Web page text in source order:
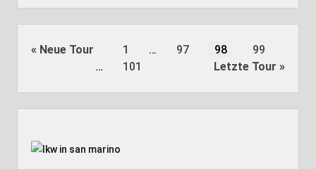
Seitennummerierung
Neue Tour 1 … 97 98
99
…
101 Letzte Tour